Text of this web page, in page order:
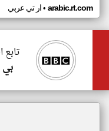
ار تي عربي• arabic.rt.com